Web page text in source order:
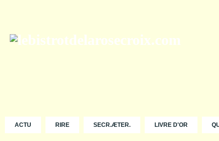
ACTU RIRE SECR.ÆTER. LIVRE D'OR